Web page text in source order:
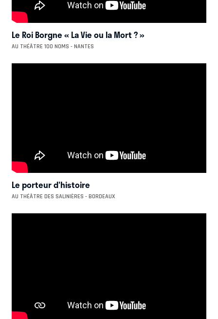
Le Roi Borgne « La Vie ou la Mort ? »
AU THÉÂTRE 100 NOMS - NANTES
Le porteur d'histoire
AU THÉÂTRE DES SALINIÈRES - BORDEAUX